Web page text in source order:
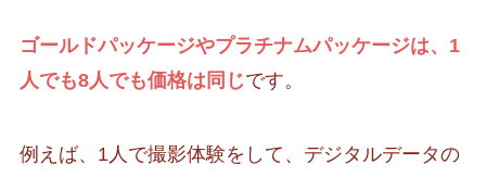
ゴールドパッケージやプラチナムパッケージは、1
人でも8人でも価格は同じです。
例えば、1人で撮影体験をして、デジタルデータの